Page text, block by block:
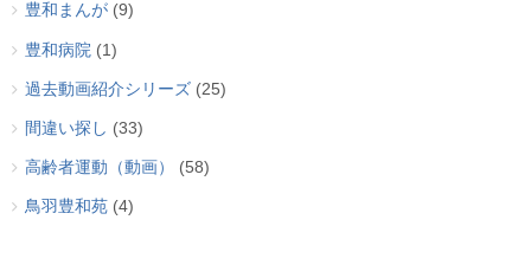
豊和まんが (9)
豊和病院 (1)
過去動画紹介シリーズ (25)
間違い探し (33)
高齢者運動（動画） (58)
鳥羽豊和苑 (4)